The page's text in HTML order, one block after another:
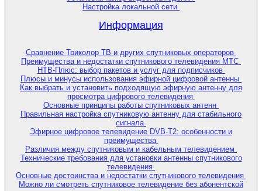
Настройка локальной сети
Информация
Сравнение Триколор ТВ и других спутниковых операторов
Преимущества и недостатки спутникового телевидения МТС
НТВ-Плюс: выбор пакетов и услуг для подписчиков
Плюсы и минусы использования эфирной цифровой антенны
Как выбрать и установить подходящую эфирную антенну для
просмотра цифрового телевидения
Основные принципы работы спутниковых антенн
Правильная настройка спутниковую антенну для стабильного
сигнала
Эфирное цифровое телевидение DVB-T2: особенности и
преимущества
Различия между спутниковым и кабельным телевидением
Технические требования для установки антенны спутникового
телевидения
Основные достоинства и недостатки спутникового телевидения
Можно ли смотреть спутниковое телевидение без абонентской